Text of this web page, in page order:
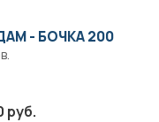
- БОЧКА 200
руб.